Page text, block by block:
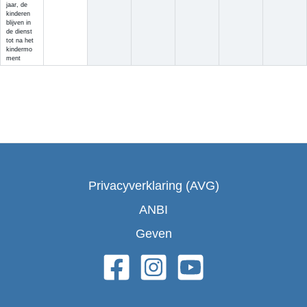
jaar,de
kinderen
blijven in
de dienst
tot na het
kindermo
ment
Privacyverklaring (AVG)
ANBI
Geven